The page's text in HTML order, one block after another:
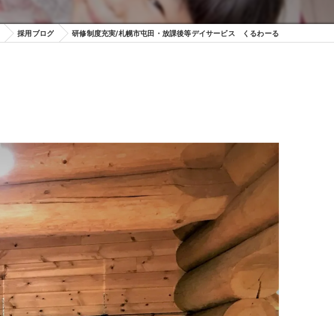
採用ブログ 研修制度充実/札幌市屯田・放課後等デイサービス くるわーる